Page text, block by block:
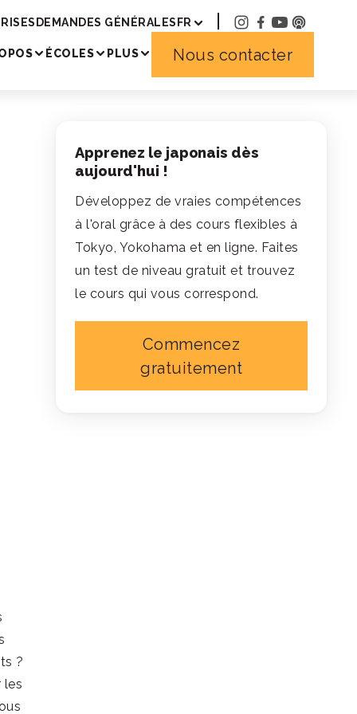
DEMANDES GÉNÉRALESFR
ÉCOLES PLUS Nous contacter
?
les
Apprenez le japonais dès
aujourd'hui !
Développez de vraies compétences
à l'oral grâce à des cours flexibles à
Tokyo, Yokohama et en ligne. Faites
un test de niveau gratuit et trouvez
le cours qui vous correspond.
Commencez
gratuitement